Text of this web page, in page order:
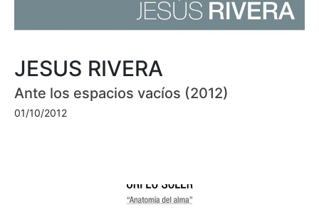
JESUS RIVERA
Ante los espacios vacíos (2012)
01/10/2012